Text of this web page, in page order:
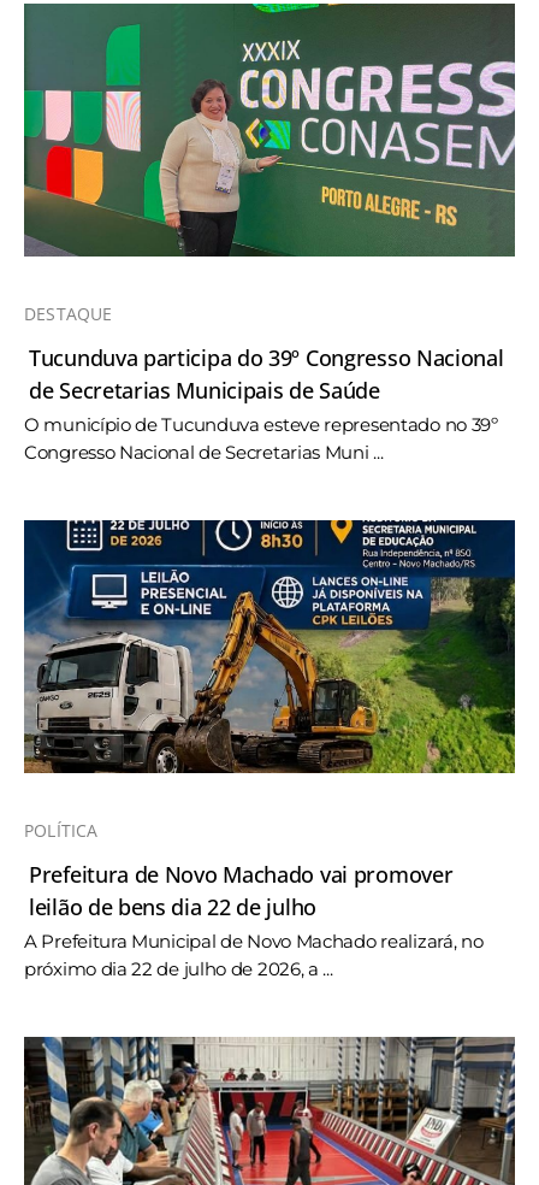
DESTAQUE
Tucunduva participa do 39º Congresso Nacional
de Secretarias Municipais de Saúde
O município de Tucunduva esteve representado no 39º
Congresso Nacional de Secretarias Muni ...
POLÍTICA
Prefeitura de Novo Machado vai promover
leilão de bens dia 22 de julho
A Prefeitura Municipal de Novo Machado realizará, no
próximo dia 22 de julho de 2026, a ...